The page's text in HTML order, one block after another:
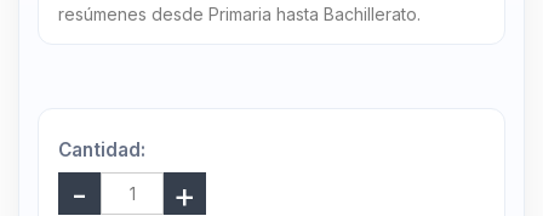
resúmenes desde Primaria hasta Bachillerato.
Cantidad: